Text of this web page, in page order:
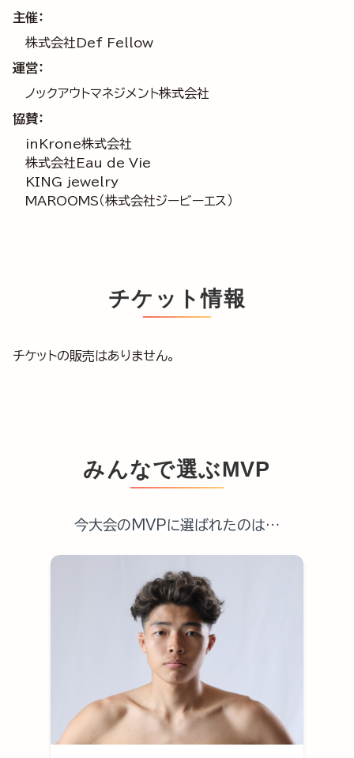
主催：
株式会社Def Fellow
運営：
ノックアウトマネジメント株式会社
協賛：
inKrone株式会社
株式会社Eau de Vie
KING jewelry
MAROOMS（株式会社ジービーエス）
チケット情報
チケットの販売はありません。
みんなで選ぶMVP
今大会のMVPに選ばれたのは…